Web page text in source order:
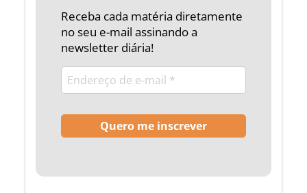
Receba cada matéria diretamente
no seu e-mail assinando a
newsletter diária!